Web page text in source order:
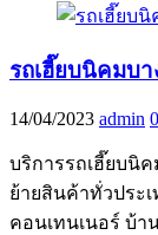
รถเฮี๊ยบนิคมบา
14/04/2023 admin 0
บริการรถเฮี๊ยบนิ
ย้ายสินค้าทั่วประ
คอนเทนเนอร์ บ้